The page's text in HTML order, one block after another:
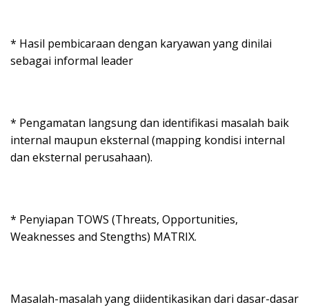
* Hasil pembicaraan dengan karyawan yang dinilai
sebagai informal leader
* Pengamatan langsung dan identifikasi masalah baik
internal maupun eksternal (mapping kondisi internal
dan eksternal perusahaan).
* Penyiapan TOWS (Threats, Opportunities,
Weaknesses and Stengths) MATRIX.
Masalah-masalah yang diidentikasikan dari dasar-dasar